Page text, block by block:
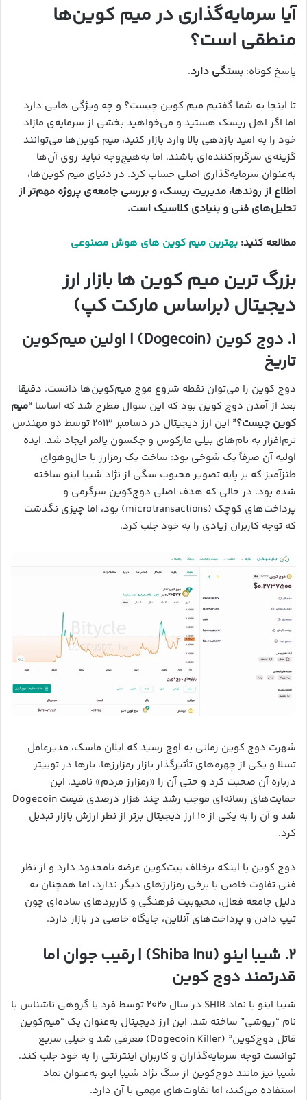
آیا سرمایه‌گذاری در میم کوین‌ها
منطقی است؟
پاسخ کوتاه: بستگی دارد.
تا اینجا به شما گفتیم میم کوین چیست؟ و چه ویژگی هایی دارد
اما اگر اهل ریسک هستید و می‌خواهید بخشی از سرمایه‌ی مازاد
خود را به امید بازدهی بالا وارد بازار کنید، میم کوین‌ها می‌توانند
گزینه‌ی سرگرم‌کننده‌ای باشند. اما به‌هیچ‌وجه نباید روی آن‌ها
به‌عنوان سرمایه‌گذاری اصلی حساب کرد. در دنیای میم کوین‌ها،
اطلاع از روندها، مدیریت ریسک، و بررسی جامعه‌ی پروژه مهم‌تر از
تحلیل‌های فنی و بنیادی کلاسیک است.
مطالعه کنید: بهترین میم کوین های هوش مصنوعی
بزرگ ترین میم کوین ها بازار ارز
دیجیتال (براساس مارکت کپ)
۱.
دوج‌ کوین (Dogecoin) | اولین میم‌کوین
تاریخ
دوج‌ کوین را می‌توان نقطه شروع موج میم‌کوین‌ها دانست. دقیقا
بعد از آمدن دوج کوین بود که این سوال مطرح شد که اساسا “میم
کوین چیست؟”
این ارز دیجیتال در دسامبر ۲۰۱۳ توسط دو مهندس
نرم‌افزار به نام‌های بیلی مارکوس و جکسون پالمر ایجاد شد. ایده
اولیه آن صرفاً یک شوخی بود: ساخت یک رمزارز با حال‌و‌هوای
طنزآمیز که بر پایه تصویر محبوب سگی از نژاد شیبا اینو ساخته
شده بود. در حالی که هدف اصلی دوج‌کوین سرگرمی و
پرداخت‌های کوچک (microtransactions) بود، اما چیزی نگذشت
که توجه کاربران زیادی را به خود جلب کرد.
شهرت دوج‌ کوین زمانی به اوج رسید که ایلان ماسک، مدیرعامل
تسلا و یکی از چهره‌های تأثیرگذار بازار رمزارزها، بارها در توییتر
درباره آن صحبت کرد و حتی آن را «رمزارز مردم» نامید. این
حمایت‌های رسانه‌ای موجب رشد چند هزار درصدی قیمت Dogecoin
شد و آن را به یکی از ۱۰ ارز دیجیتال برتر از نظر ارزش بازار تبدیل
کرد.
دوج‌ کوین با اینکه برخلاف بیت‌کوین عرضه نامحدود دارد و از نظر
فنی تفاوت خاصی با برخی رمزارزهای دیگر ندارد، اما همچنان به
دلیل جامعه فعال، محبوبیت فرهنگی و کاربردهای ساده‌ای چون
تیپ دادن و پرداخت‌های آنلاین، جایگاه خاصی در بازار دارد.
۲.
شیبا اینو (Shiba Inu) | رقیب جوان اما
قدرتمند دوج‌ کوین
شیبا اینو با نماد SHIB در سال ۲۰۲۰ توسط فرد یا گروهی ناشناس با
نام “ریوشی” ساخته شد. این ارز دیجیتال به‌عنوان یک “میم‌کوین
قاتل دوج‌کوین” (Dogecoin Killer) معرفی شد و خیلی سریع
توانست توجه سرمایه‌گذاران و کاربران اینترنتی را به خود جلب کند.
شیبا نیز مانند دوج‌کوین از سگ نژاد شیبا اینو به‌عنوان نماد
استفاده می‌کند، اما تفاوت‌های مهمی با آن دارد.